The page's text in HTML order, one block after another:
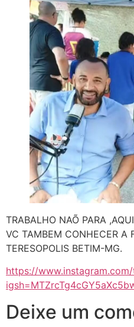
TRABALHO NAÕ PARA
VC TAMBEM CONHECER A
TERESOPOLIS BETIM-MG.
https://www.instagram.com/
Deixe um